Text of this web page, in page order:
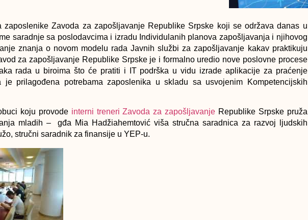
zaposlenike Zavoda za zapošljavanje Republike Srpske koji se održava danas u
saradnje sa poslodavcima i izradu Individulanih planova zapošljavanja i njihovog
znanja o novom modelu rada Javnih službi za zapošljavanje kakav praktikuju
za zapošljavanje Republike Srpske je i formalno uredio nove poslovne procese
rada u biroima što će pratiti i IT podrška u vidu izrade aplikacije za praćenje
je prilagođena potrebama zaposlenika u skladu sa usvojenim Kompetencijskih
koju provodeinterni treneri Zavoda za zapošljavanje Republike Srpske pruža
mladih – gđa Mia Hadžiahemtović viša stručna saradnica za razvoj ljudskih
stručni saradnik za finansije u YEP-u.